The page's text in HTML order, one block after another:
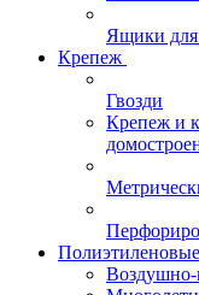
Ящики для
Крепеж
Гвозди
Крепеж и
Воздушно-